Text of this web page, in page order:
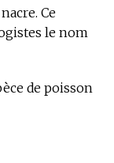
Ce
le nom
de poisson